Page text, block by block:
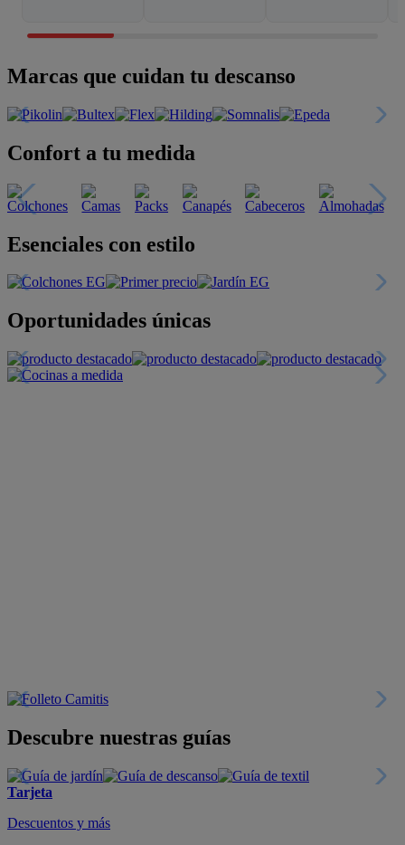
Marcas que cuidan tu descanso
Confort a tu medida
Esenciales con estilo
Oportunidades únicas
Descubre nuestras guías
Tarjeta
Descuentos y más